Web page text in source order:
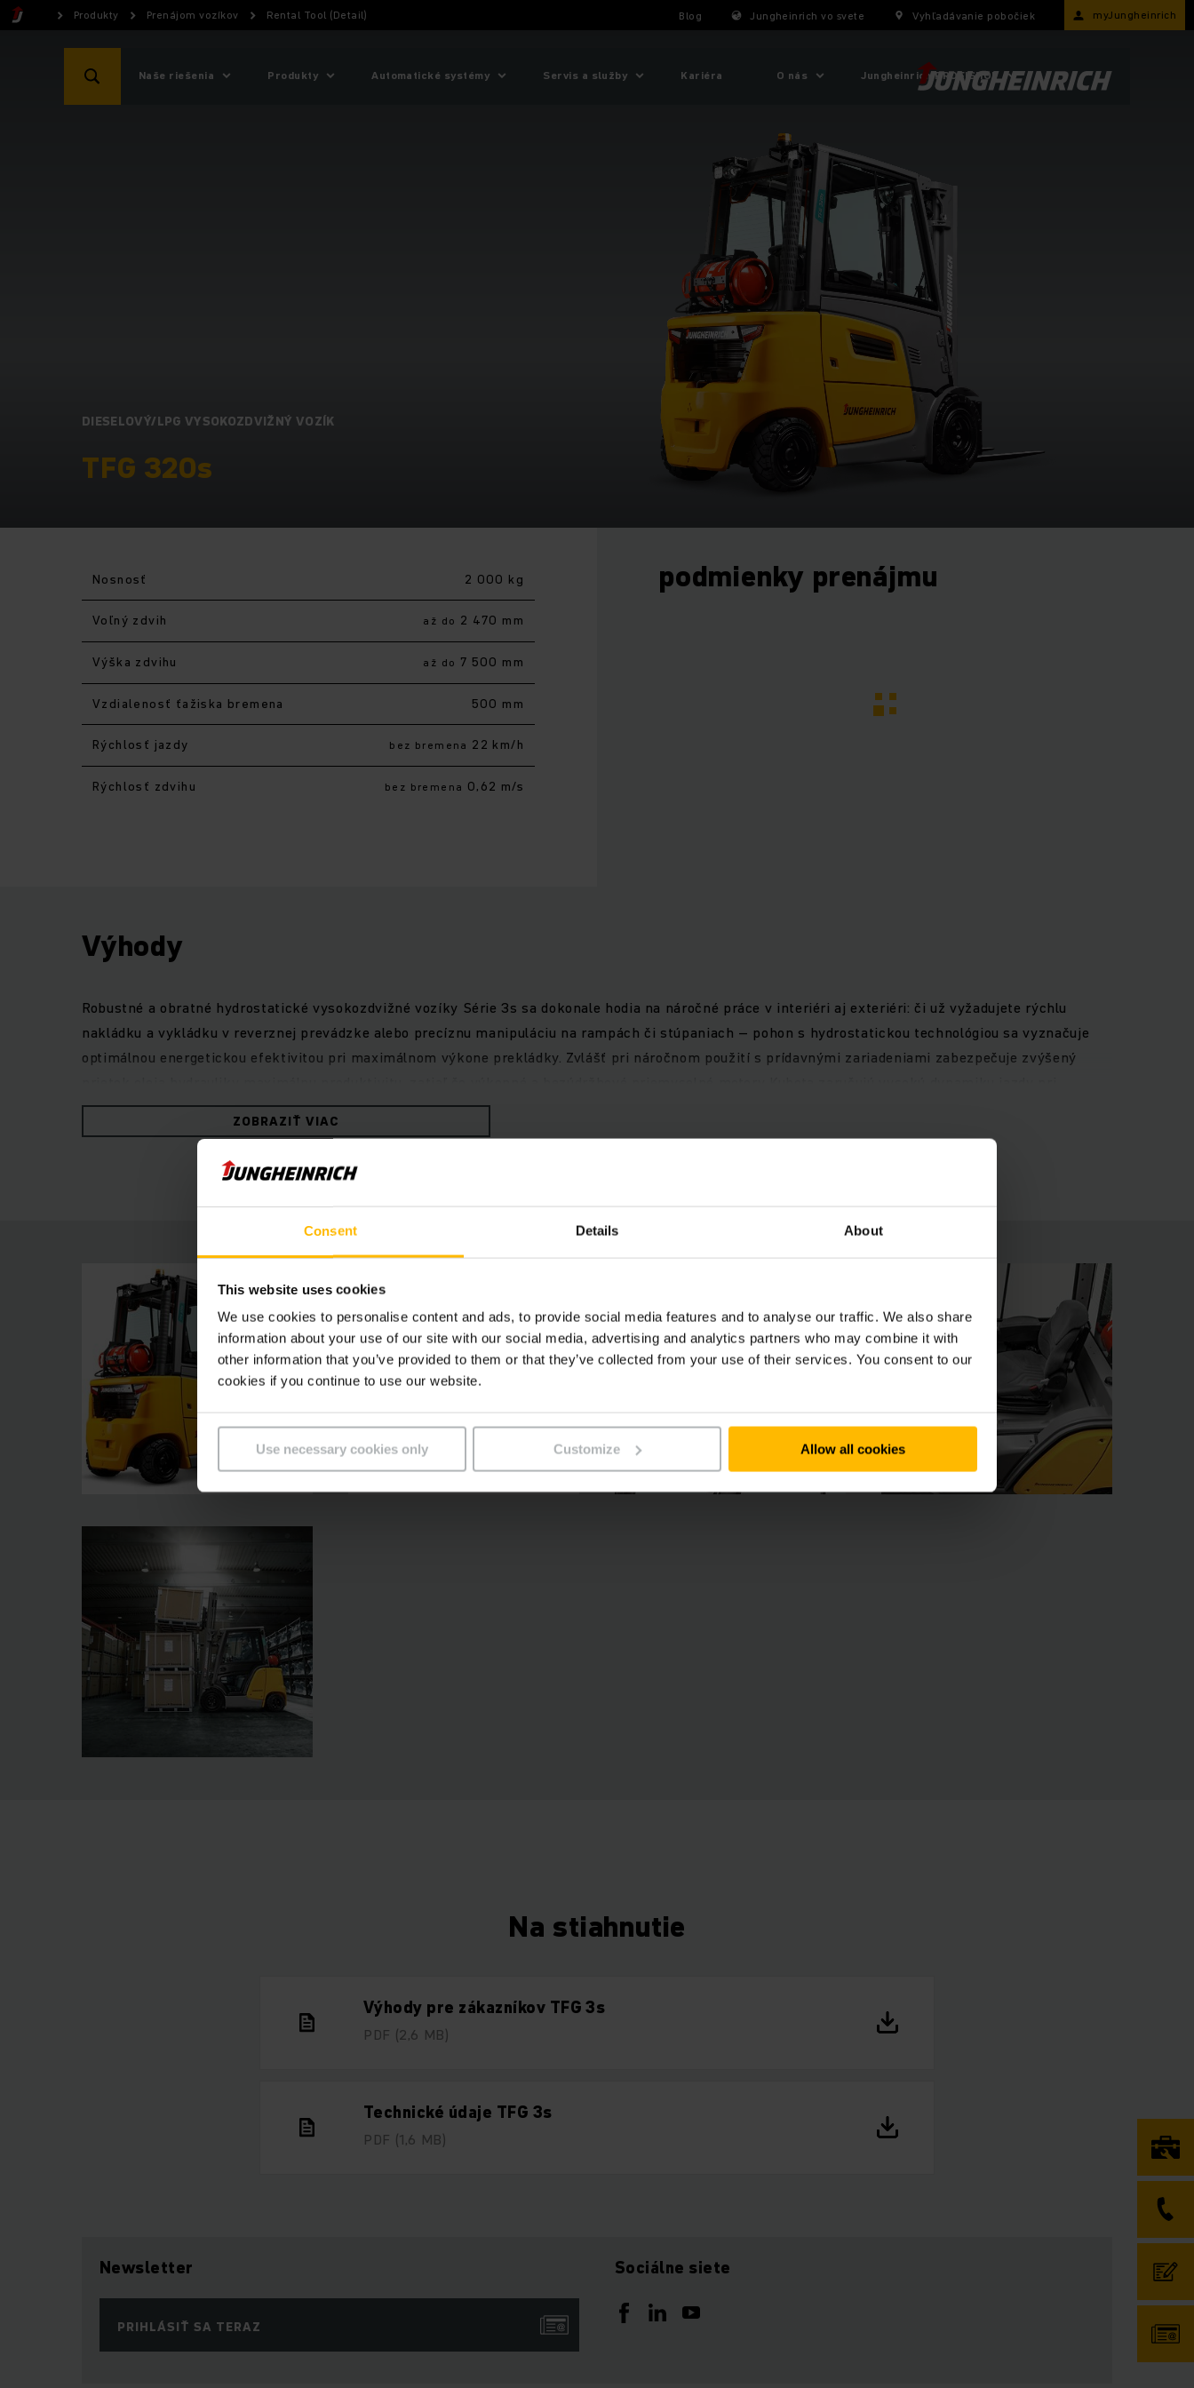
Consent Details About
This website uses cookies
We use cookies to personalise content and ads, to provide social media features and to analyse our traffic. We also share
information about your use of our site with our social media, advertising and analytics partners who may combine it with
other information that you’ve provided to them or that they’ve collected from your use of their services. You consent to our
cookies if you continue to use our website.
Use necessary cookies only Customize Allow all cookies
Produkty Prenájom vozíkov Rental Tool (Detail) Blog Jungheinrich vo svete Vyhľadávanie pobočiek myJungheinrich
Naše riešenia Produkty Automatické systémy Servis a služby Kariéra O nás Jungheinrich PROFISHOP
DIESELOVÝ/LPG VYSOKOZDVIŽNÝ VOZÍK
TFG 320s
Nosnosť 2 000 kg
Voľný zdvih až do 2 470 mm
Výška zdvihu až do 7 500 mm
Vzdialenosť ťažiska bremena 500 mm
Rýchlosť jazdy bez bremena 22 km/h
Rýchlosť zdvihu bez bremena 0,62 m/s
podmienky prenájmu
Výhody
Robustné a obratné hydrostatické vysokozdvižné vozíky Série 3s sa dokonale hodia na náročné práce v interiéri aj exteriéri: či už vyžadujete rýchlu
nakládku a vykládku v reverznej prevádzke alebo precíznu manipuláciu na rampách či stúpaniach – pohon s hydrostatickou technológiou sa vyznačuje
optimálnou energetickou efektivitou pri maximálnom výkone prekládky. Zvlášť pri náročnom použití s prídavnými zariadeniami zabezpečuje zvýšený
nízkych emisiách výfukových plynov.Bezpečnú a pohodlnú prácu umožňuje panoramatická strecha poskytujúca dokonalý výhľad z vozíka, 4-palcový
displej s piatimi voliteľnými jazdnými programami, ako aj asistenčné systémy, ktoré je možné ľahko pripojiť cez štandardné rozhranie – na efektívnu
prácu v každej situácii.
ZOBRAZIŤ VIAC
Na stiahnutie
Výhody pre zákazníkov TFG 3s
PDF (2,6 MB)
Technické údaje TFG 3s
PDF (1,6 MB)
Newsletter
PRIHLÁSIŤ SA TERAZ
Sociálne siete